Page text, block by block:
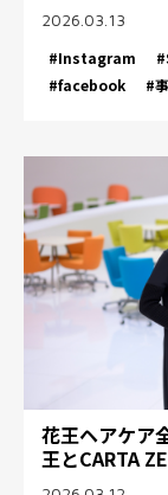
2026.03.13
#Instagram
#facebook
#
花王ヘアケア
王とCARTA